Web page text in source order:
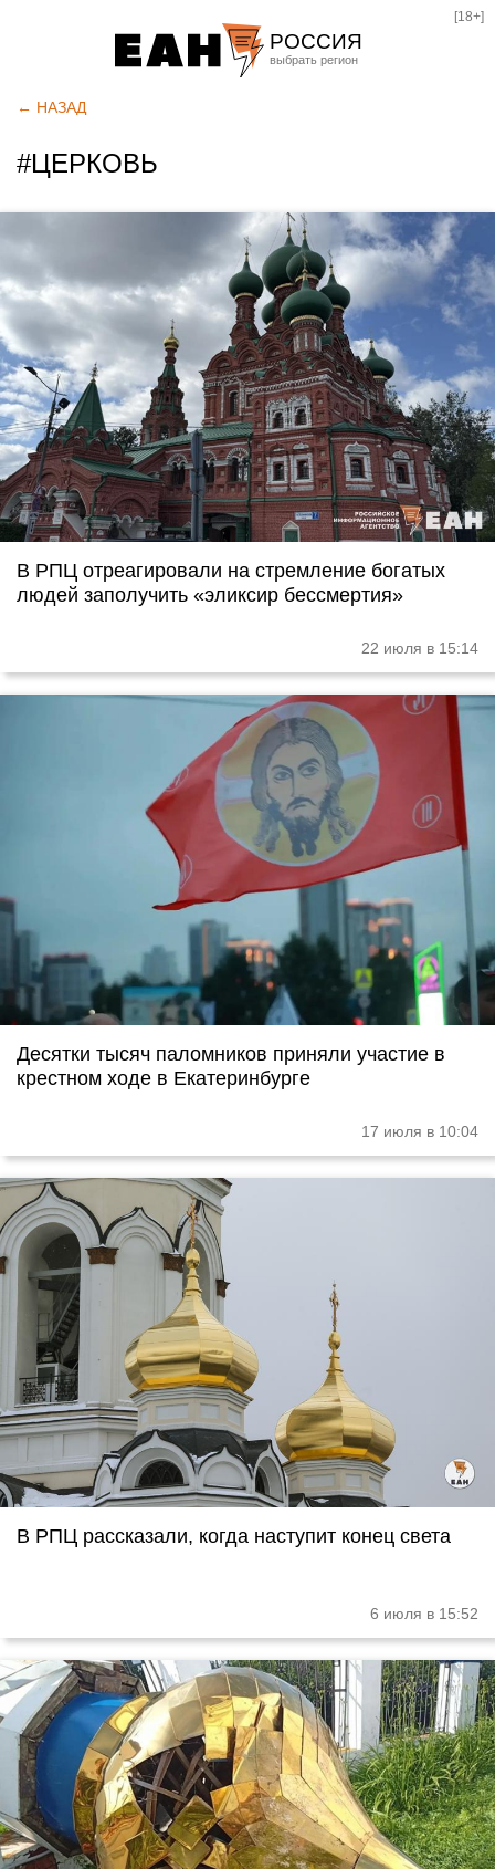
РОССИЯ
Оренбург
[18+]
← НАЗАД
#ЦЕРКОВЬ
В РПЦ отреагировали на стремление богатых
людей заполучить «эликсир бессмертия»
22 июля в 15:14
Десятки тысяч паломников приняли участие в
крестном ходе в Екатеринбурге
17 июля в 10:04
В РПЦ рассказали, когда наступит конец света
6 июля в 15:52